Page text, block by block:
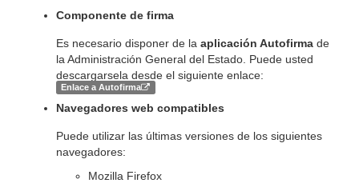
Componente de firma
Es necesario disponer de la aplicación Autofirma de
la Administración General del Estado. Puede usted
descargarsela desde el siguiente enlace:
Enlace a Autofirma
Navegadores web compatibles
Puede utilizar las últimas versiones de los siguientes
navegadores:
Mozilla Firefox